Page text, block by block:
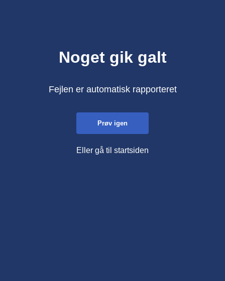
Noget gik galt
Fejlen er automatisk rapporteret
Prøv igen
Eller gå til startsiden